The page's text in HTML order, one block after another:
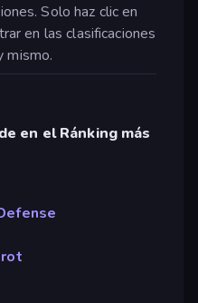
Solo haz clic en
en las clasificaciones
mismo.
en el Ránking más